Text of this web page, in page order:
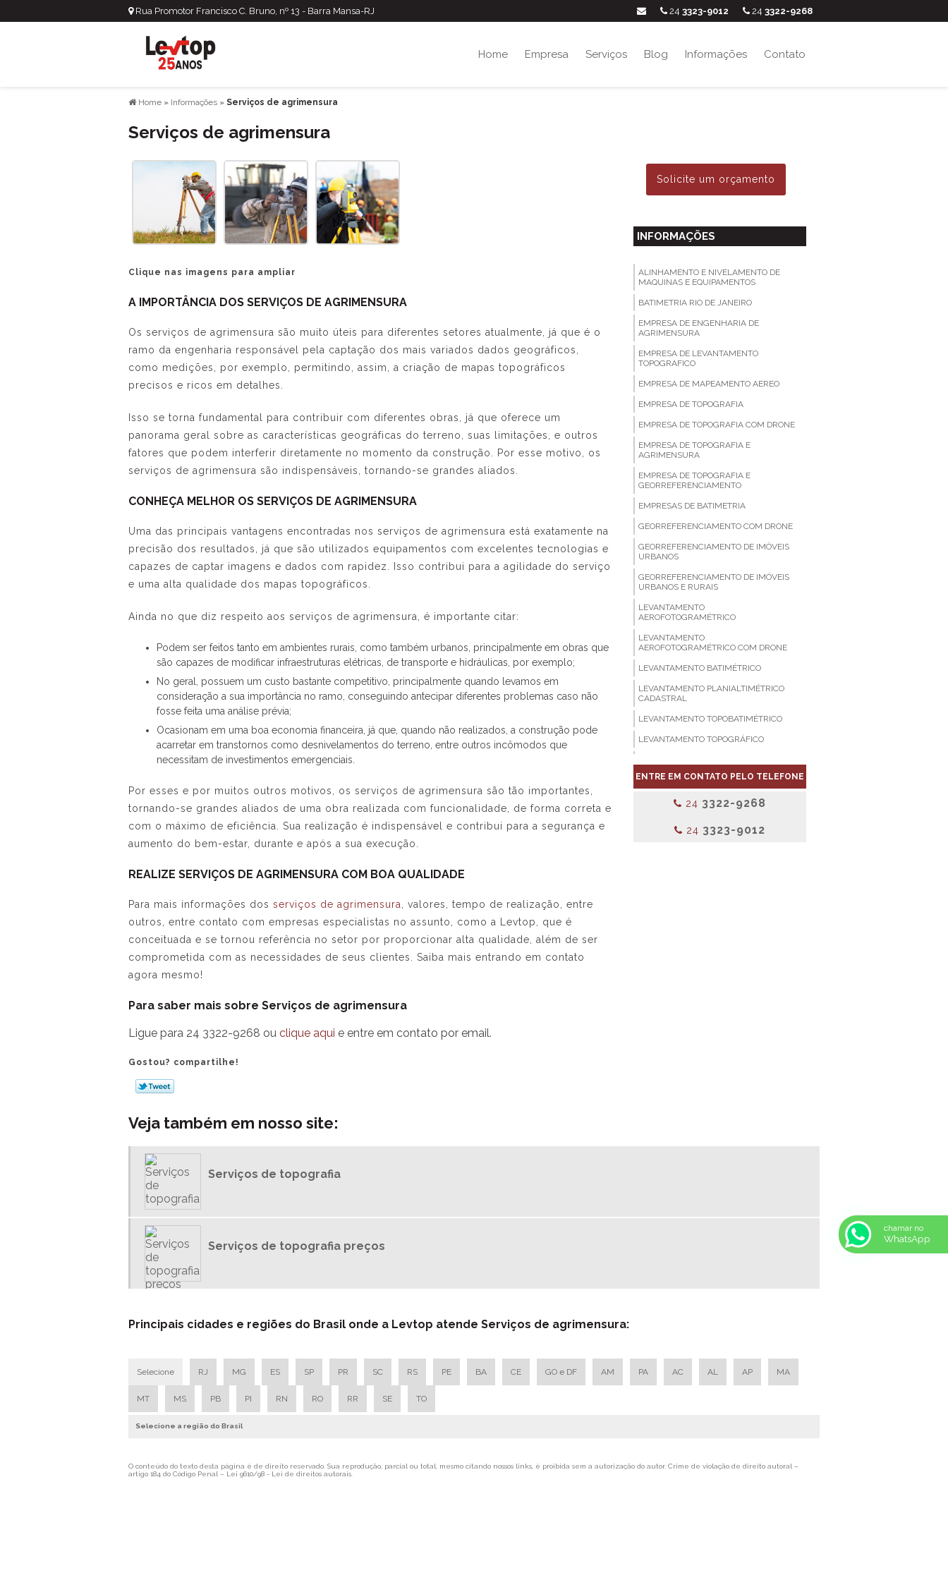
Rua Promotor Francisco C. Bruno, nº 13 - Barra Mansa-RJ 24 3322-9268
24 3323-9012
Home Empresa Serviços Blog Informações Contato
Home » Informações » Serviços de agrimensura
Serviços de agrimensura
Clique nas imagens para ampliar
A IMPORTÂNCIA DOS SERVIÇOS DE AGRIMENSURA
Os serviços de agrimensura são muito úteis para diferentes setores atualmente, já que é o
ramo da engenharia responsável pela captação dos mais variados dados geográficos,
como medições, por exemplo, permitindo, assim, a criação de mapas topográficos
precisos e ricos em detalhes.
Isso se torna fundamental para contribuir com diferentes obras, já que oferece um
panorama geral sobre as características geográficas do terreno, suas limitações, e outros
fatores que podem interferir diretamente no momento da construção. Por esse motivo, os
serviços de agrimensura são indispensáveis, tornando-se grandes aliados.
CONHEÇA MELHOR OS SERVIÇOS DE AGRIMENSURA
Uma das principais vantagens encontradas nos serviços de agrimensura está exatamente na
precisão dos resultados, já que são utilizados equipamentos com excelentes tecnologias e
capazes de captar imagens e dados com rapidez. Isso contribui para a agilidade do serviço
e uma alta qualidade dos mapas topográficos.
Ainda no que diz respeito aos serviços de agrimensura , é importante citar:
Podem ser feitos tanto em ambientes rurais, como também urbanos, principalmente em obras que
são capazes de modificar infraestruturas elétricas, de transporte e hidráulicas, por exemplo;
No geral, possuem um custo bastante competitivo, principalmente quando levamos em
consideração a sua importância no ramo, conseguindo antecipar diferentes problemas caso não
fosse feita uma análise prévia;
Ocasionam em uma boa economia financeira, já que, quando não realizados, a construção pode
acarretar em transtornos como desnivelamentos do terreno, entre outros incômodos que
necessitam de investimentos emergenciais.
Por esses e por muitos outros motivos, os serviços de agrimensura são tão importantes,
tornando-se grandes aliados de uma obra realizada com funcionalidade, de forma correta e
com o máximo de eficiência. Sua realização é indispensável e contribui para a segurança e
aumento do bem-estar, durante e após a sua execução.
REALIZE SERVIÇOS DE AGRIMENSURA COM BOA QUALIDADE
Para mais informações dos serviços de agrimensura
, valores, tempo de realização, entre
outros, entre contato com empresas especialistas no assunto, como a Levtop, que é
conceituada e se tornou referência no setor por proporcionar alta qualidade, além de ser
comprometida com as necessidades de seus clientes. Saiba mais entrando em contato
agora mesmo!
Para saber mais sobre Serviços de agrimensura
Ligue para 24 3322-9268 ou clique aqui e entre em contato por email.
Gostou? compartilhe!
Solicite um orçamento
INFORMAÇÕES
ALINHAMENTO E NIVELAMENTO DE
MAQUINAS E EQUIPAMENTOS
BATIMETRIA RIO DE JANEIRO
EMPRESA DE ENGENHARIA DE
AGRIMENSURA
EMPRESA DE LEVANTAMENTO
TOPOGRAFICO
EMPRESA DE MAPEAMENTO AEREO
EMPRESA DE TOPOGRAFIA
EMPRESA DE TOPOGRAFIA COM DRONE
EMPRESA DE TOPOGRAFIA E
AGRIMENSURA
EMPRESA DE TOPOGRAFIA E
GEORREFERENCIAMENTO
EMPRESAS DE BATIMETRIA
GEORREFERENCIAMENTO COM DRONE
GEORREFERENCIAMENTO DE IMÓVEIS
URBANOS
GEORREFERENCIAMENTO DE IMÓVEIS
URBANOS E RURAIS
LEVANTAMENTO
AEROFOTOGRAMÉTRICO
LEVANTAMENTO
AEROFOTOGRAMÉTRICO COM DRONE
LEVANTAMENTO BATIMÉTRICO
LEVANTAMENTO PLANIALTIMÉTRICO
CADASTRAL
LEVANTAMENTO TOPOBATIMÉTRICO
LEVANTAMENTO TOPOGRÁFICO
LEVANTAMENTO TOPOGRÁFICO
GEORREFERENCIADO
LEVANTAMENTO TOPOGRAFICO PREÇO
LEVANTAMENTO TOPOGRAFICO RJ
ENTRE EM CONTATO PELO TELEFONE
24 3322-9268
24 3323-9012
Veja também em nosso site:
Serviços de topografia
Serviços de topografia preços
Principais cidades e regiões do Brasil onde a Levtop atende Serviços de agrimensura:
Selecione RJ MG ES SP PR SC RS PE BA CE GO e DF AM PA AC AL AP MA
MT MS PB PI RN RO RR SE TO
Selecione a região do Brasil
O conteúdo do texto desta página é de direito reservado. Sua reprodução, parcial ou total, mesmo citando nossos links, é proibida sem a autorização do autor. Crime de violação de direito autoral –
artigo 184 do Código Penal – Lei 9610/98 - Lei de direitos autorais
chamar no
WhatsApp